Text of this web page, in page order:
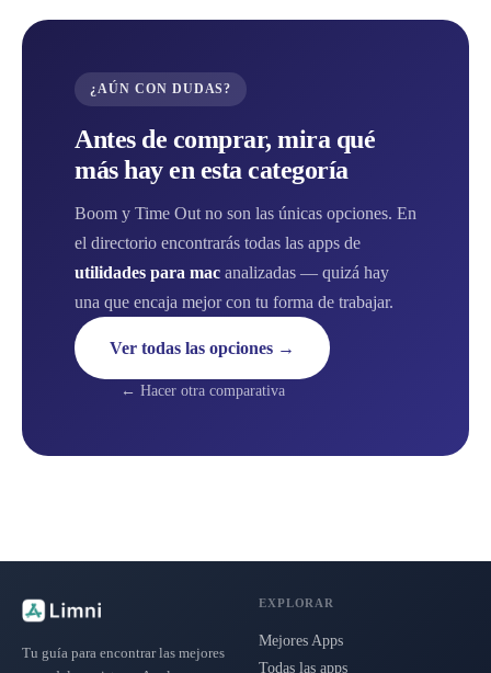
¿AÚN CON DUDAS?
Antes de comprar, mira qué
más hay en esta categoría
Boom y Time Out no son las únicas opciones. En
el directorio encontrarás todas las apps de
utilidades para mac analizadas — quizá hay
una que encaja mejor con tu forma de trabajar.
Ver todas las opciones →
← Hacer otra comparativa
Tu guía para encontrar las mejores
EXPLORAR
Mejores Apps
Todas las apps